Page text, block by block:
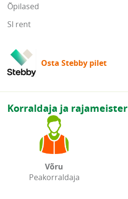
Õpilased
SI rent
Osta Stebby pilet
Korraldaja ja rajameister
Võru
Peakorraldaja